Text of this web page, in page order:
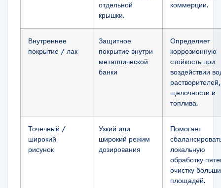
отдельной
крышки.
коммерции.
Внутреннее
покрытие / лак
Защитное
покрытие внутри
металлической
банки
Определяет
коррозионную
стойкость при
воздействии
растворителей,
щелочности и
топлива.
Точечный /
широкий
рисунок
Узкий или
широкий режим
дозирования
Помогает
локальную
обработку
очистку
площадей.